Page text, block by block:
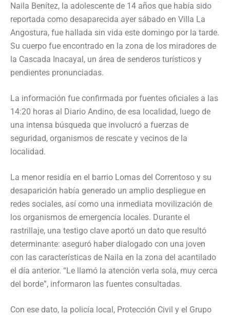
Naila Benítez, la adolescente de 14 años que había sido
reportada como desaparecida ayer sábado en Villa La
Angostura, fue hallada sin vida este domingo por la tarde.
Su cuerpo fue encontrado en la zona de los miradores de
la Cascada Inacayal, un área de senderos turísticos y
pendientes pronunciadas.
La información fue confirmada por fuentes oficiales a las
14:20 horas al Diario Andino, de esa localidad, luego de
una intensa búsqueda que involucró a fuerzas de
seguridad, organismos de rescate y vecinos de la
localidad.
La menor residía en el barrio Lomas del Correntoso y su
desaparición había generado un amplio despliegue en
redes sociales, así como una inmediata movilización de
los organismos de emergencia locales. Durante el
rastrillaje, una testigo clave aportó un dato que resultó
determinante: aseguró haber dialogado con una joven
con las características de Naila en la zona del acantilado
el día anterior. “Le llamó la atención verla sola, muy cerca
del borde”, informaron las fuentes consultadas.
Con ese dato, la policía local, Protección Civil y el Grupo